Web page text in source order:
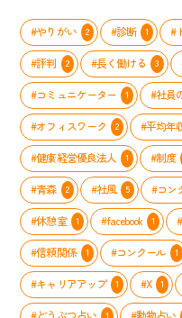
ン
タ
ー
で
輝
く
方
法
ン
タ
ー
が
実
施
し
た
メ
ン
バ
ー
の
「や
る
気
ス
イ
#やりがい 2 #診断 1 #
#評判 2 #長く働ける 3
#コミュニケーター 1 #社員
#オフィスワーク 2 #平均年
#健康経営優良法人 1 #制度
#青森 2 #社風 5 #コン
#休憩室 1 #facebook 1
#信頼関係 1 #コンクール 1
#キャリアアップ 1 #X 1
#どうぶつ占い 1 #動物占い